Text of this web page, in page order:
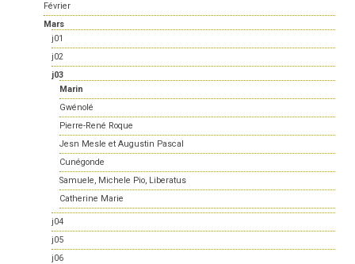
Février
Mars
j01
j02
j03
Marin
Gwénolé
Pierre-René Roque
Jesn Mesle et Augustin Pascal
Cunégonde
Samuele, Michele Pio, Liberatus
Catherine Marie
j04
j05
j06